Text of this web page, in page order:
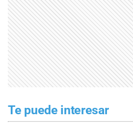
Te puede interesar